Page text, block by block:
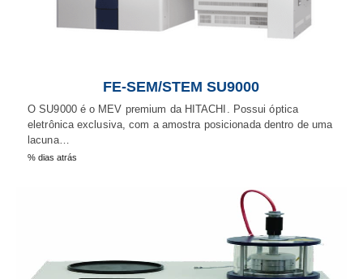
FE-SEM/STEM SU9000
O SU9000 é o MEV premium da HITACHI. Possui óptica
eletrônica exclusiva, com a amostra posicionada dentro de uma
lacuna…
% dias atrás